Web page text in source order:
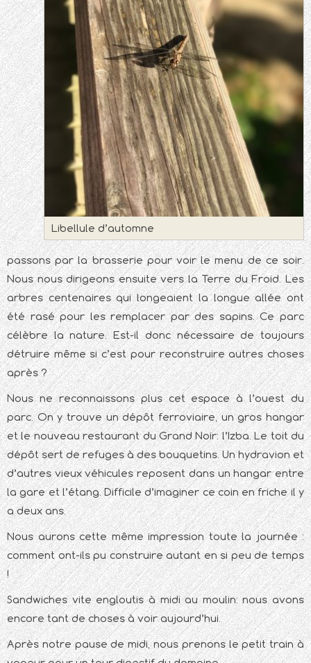
Libellule d’automne
passons par la brasserie pour voir le menu de ce soir.
Nous nous dirigeons ensuite vers la Terre du Froid. Les
arbres centenaires qui longeaient la longue allée ont
été rasé pour les remplacer par des sapins. Ce parc
célèbre la nature. Est-il donc nécessaire de toujours
détruire même si c’est pour reconstruire autres choses
après ?
Nous ne reconnaissons plus cet espace à l’ouest du
parc. On y trouve un dépôt ferroviaire, un gros hangar
et le nouveau restaurant du Grand Noir: l’Izba. Le toit du
dépôt sert de refuges à des bouquetins. Un hydravion et
d’autres vieux véhicules reposent dans un hangar entre
la gare et l’étang. Difficile d’imaginer ce coin en friche il y
a deux ans.
Nous aurons cette même impression toute la journée :
comment ont-ils pu construire autant en si peu de temps
!
Sandwiches vite engloutis à midi au moulin: nous avons
encore tant de choses à voir aujourd’hui.
Après notre pause de midi, nous prenons le petit train à